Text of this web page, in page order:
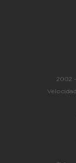
2002